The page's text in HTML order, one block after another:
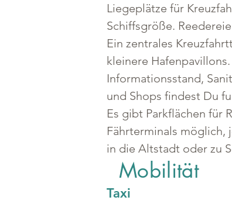
Liegeplätze für
Schiffsgröße.
Ein zentrales
kleinere
Informationsstand,
und Shops findest Du
Es gibt Parkflächen für
Fährterminals
in die Altstadt oder zu
Mobilität
Taxi